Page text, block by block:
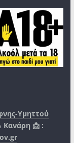
Υμηττού
Κανάρη 📩 :